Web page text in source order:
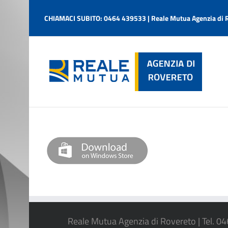
CHIAMACI SUBITO: 0464 439533 | Reale Mutua Agenzia di
Reale Mutua Agenzia di Rovereto | Tel.